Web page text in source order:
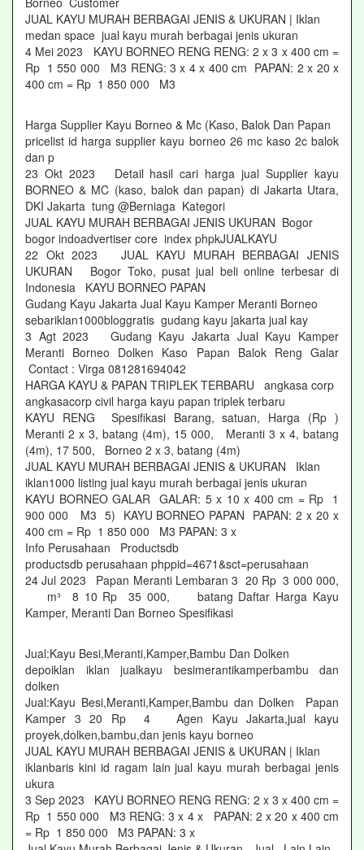
JUAL KAYU MURAH BERBAGAI JENIS & UKURAN | Iklan
medan space jual kayu murah berbagai jenis ukuran
4 Mei 2023 KAYU BORNEO RENG RENG: 2 x 3 x 400 cm =
Rp 1 550 000 M3 RENG: 3 x 4 x 400 cm PAPAN: 2 x 20 x
400 cm = Rp 1 850 000 M3
Harga Supplier Kayu Borneo & Mc (Kaso, Balok Dan Papan
pricelist id harga supplier kayu borneo 26 mc kaso 2c balok
dan p
23 Okt 2023 Detail hasil cari harga jual Supplier kayu
BORNEO & MC (kaso, balok dan papan) di Jakarta Utara,
DKI Jakarta tung @Berniaga Kategori
JUAL KAYU MURAH BERBAGAI JENIS UKURAN Bogor
bogor indoadvertiser core index phpkJUALKAYU
22 Okt 2023 JUAL KAYU MURAH BERBAGAI JENIS
UKURAN Bogor Toko, pusat jual beli online terbesar di
Indonesia KAYU BORNEO PAPAN
Gudang Kayu Jakarta Jual Kayu Kamper Meranti Borneo
sebariklan1000bloggratis gudang kayu jakarta jual kay
3 Agt 2023 Gudang Kayu Jakarta Jual Kayu Kamper
Meranti Borneo Dolken Kaso Papan Balok Reng Galar
Contact : Virga 081281694042
HARGA KAYU & PAPAN TRIPLEK TERBARU angkasa corp
angkasacorp civil harga kayu papan triplek terbaru
KAYU RENG Spesifikasi Barang, satuan, Harga (Rp )
Meranti 2 x 3, batang (4m), 15 000, Meranti 3 x 4, batang
(4m), 17 500, Borneo 2 x 3, batang (4m)
JUAL KAYU MURAH BERBAGAI JENIS & UKURAN Iklan
iklan1000 listing jual kayu murah berbagai jenis ukuran
KAYU BORNEO GALAR GALAR: 5 x 10 x 400 cm = Rp 1
900 000 M3 5) KAYU BORNEO PAPAN PAPAN: 2 x 20 x
400 cm = Rp 1 850 000 M3 PAPAN: 3 x
Info Perusahaan Productsdb
productsdb perusahaan phppid=4671&sct=perusahaan
24 Jul 2023 Papan Meranti Lembaran 3 20 Rp 3 000 000,
m³ 8 10 Rp 35 000, batang Daftar Harga Kayu
Kamper, Meranti Dan Borneo Spesifikasi
Jual:Kayu Besi,Meranti,Kamper,Bambu Dan Dolken
depoiklan iklan jualkayu besimerantikamperbambu dan
dolken
Jual:Kayu Besi,Meranti,Kamper,Bambu dan Dolken Papan
Kamper 3 20 Rp 4 Agen Kayu Jakarta,jual kayu
proyek,dolken,bambu,dan jenis kayu borneo
JUAL KAYU MURAH BERBAGAI JENIS & UKURAN | Iklan
iklanbaris kini id ragam lain jual kayu murah berbagai jenis
ukura
3 Sep 2023 KAYU BORNEO RENG RENG: 2 x 3 x 400 cm =
Rp 1 550 000 M3 RENG: 3 x 4 x PAPAN: 2 x 20 x 400 cm
= Rp 1 850 000 M3 PAPAN: 3 x